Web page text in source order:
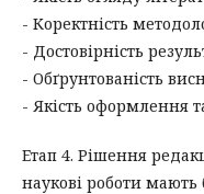
- Коректність
- Достовірність
- Обґрунтованість
- Якість оформлення
Етап 4. Рішення
наукові роботи